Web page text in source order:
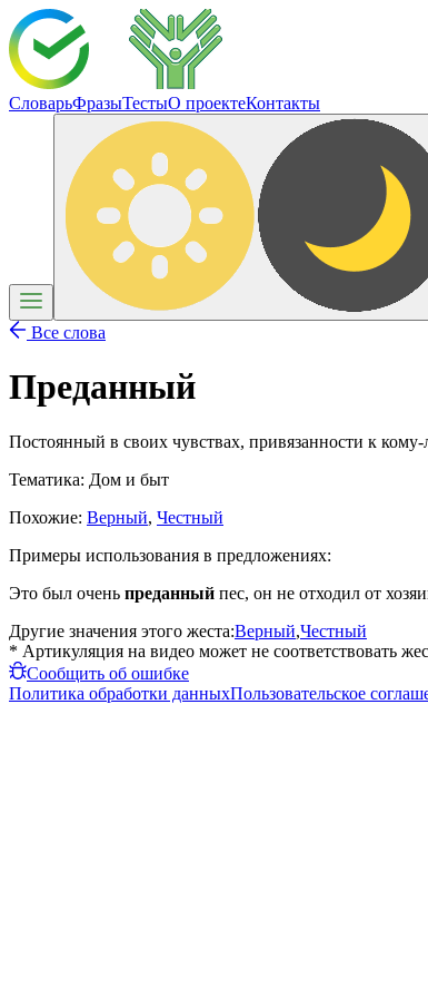
СловарьФразыТестыО проектеКонтакты
Все слова
Преданный
Постоянный в своих чувствах, привязанности к
Тематика: Дом и быт
Похожие: Верный, Честный
Примеры использования в предложениях:
Это был очень преданный пес, он не отходил от
Другие значения этого жеста:Верный,Честный
* Артикуляция на видео может не соответствовать
Сообщить об ошибке
Политика обработки данныхПользовательское